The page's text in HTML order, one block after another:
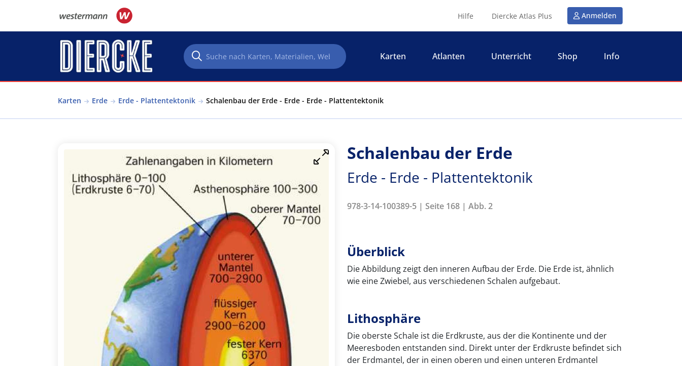
Hilfe Diercke Atlas Plus Anmelden
Karten Atlanten Unterricht Shop Info
Karten Erde Erde - Plattentektonik Schalenbau der Erde - Erde - Erde - Plattentektonik
Schalenbau der Erde
Erde - Erde - Plattentektonik
978-3-14-100389-5 | Seite 168 | Abb. 2
Überblick
Die Abbildung zeigt den inneren Aufbau der Erde. Die Erde ist, ähnlich
wie eine Zwiebel, aus verschiedenen Schalen aufgebaut.
Lithosphäre
Die oberste Schale ist die Erdkruste, aus der die Kontinente und der
Meeresboden entstanden sind. Direkt unter der Erdkruste befindet sich
der Erdmantel, der in einen oberen und einen unteren Erdmantel